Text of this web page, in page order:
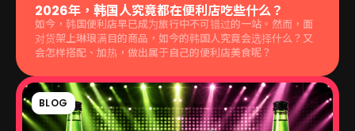
2026年，韩国人究竟都在便利店吃些什么？
如今，韩国便利店早已成为旅行中不可错过的一站。然而，面
对货架上琳琅满目的商品，如今的韩国人究竟会选择什么？又
会怎样搭配、加热，做出属于自己的便利店美食呢？
BLOG